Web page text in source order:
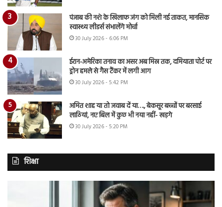
पंजाब की नशे के खिलाफ जंग को मिली नई ताकत, मानसिक
स्वास्थ्य लीडर्स संभालेंगे मोर्चा
30 July 2026 - 6:06 PM
ईरान-अमेरिका तनाव का असर अब मिस्र तक, दमियाता पोर्ट पर
ड्रोन हमले से गैस टैंकर में लगी आग
30 July 2026 - 5:42 PM
अमित शाह या तो जवाब दें या…., बेकसूर बच्चों पर बरसाई
लाठियां, नए बिल में कुछ भी नया नहीं- खड़गे
30 July 2026 - 5:20 PM
शिक्षा